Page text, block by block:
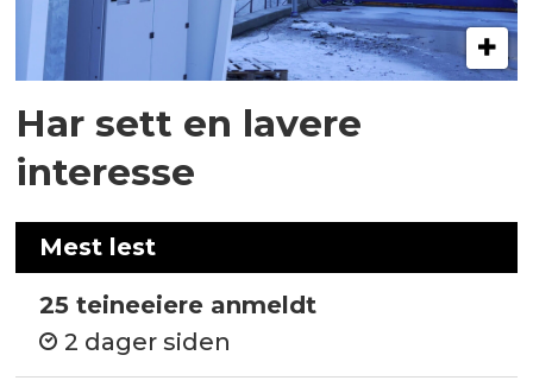
Har sett en lavere
interesse
Mest lest
25 teineeiere anmeldt
2 dager siden